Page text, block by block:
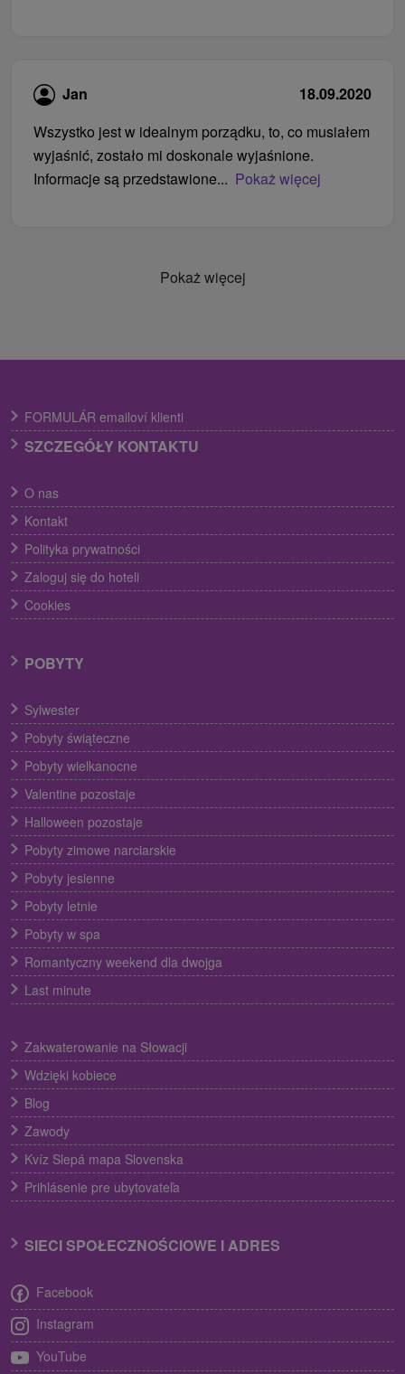
Jan
18.09.2020
Wszystko jest w idealnym porządku, to, co musiałem
wyjaśnić, zostało mi doskonale wyjaśnione.
Informacje są przedstawione... Pokaż więcej
Pokaż więcej
FORMULÁR emailoví klienti
SZCZEGÓŁY KONTAKTU
O nas
Kontakt
Polityka prywatności
Zaloguj się do hoteli
Cookies
POBYTY
Sylwester
Pobyty świąteczne
Pobyty wielkanocne
Valentine pozostaje
Halloween pozostaje
Pobyty zimowe narciarskie
Pobyty jesienne
Pobyty letnie
Pobyty w spa
Romantyczny weekend dla dwojga
Last minute
Zakwaterowanie na Słowacji
Wdzięki kobiece
Blog
Zawody
Kvíz Slepá mapa Slovenska
Prihlásenie pre ubytovateľa
SIECI SPOŁECZNOŚCIOWE I ADRES
Facebook
Instagram
YouTube